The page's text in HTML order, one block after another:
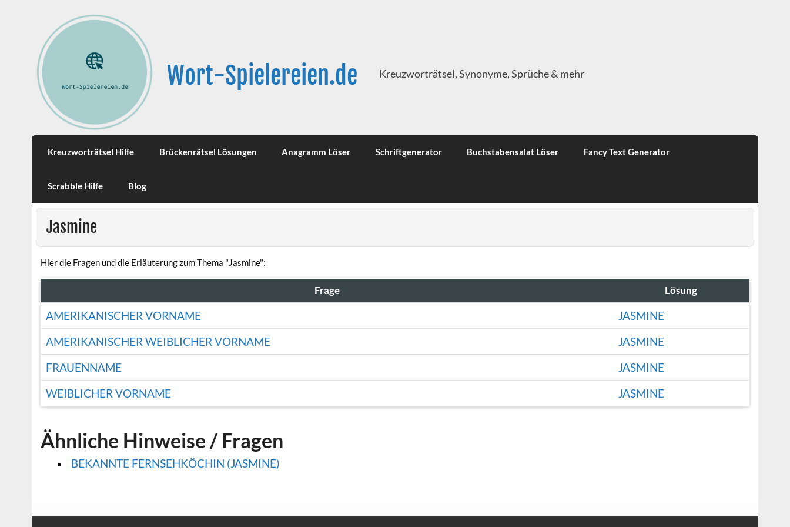
Wort-Spielereien.de Kreuzworträtsel, Synonyme, Sprüche & mehr
Kreuzworträtsel Hilfe Brückenrätsel Lösungen Anagramm Löser Schriftgenerator Buchstabensalat Löser Fancy Text Generator
Scrabble Hilfe Blog
Jasmine
Hier die Fragen und die Erläuterung zum Thema "Jasmine":
Frage Lösung
AMERIKANISCHER VORNAME
JASMINE
AMERIKANISCHER WEIBLICHER VORNAME
JASMINE
FRAUENNAME
JASMINE
WEIBLICHER VORNAME
JASMINE
Ähnliche Hinweise / Fragen
BEKANNTE FERNSEHKÖCHIN (JASMINE)